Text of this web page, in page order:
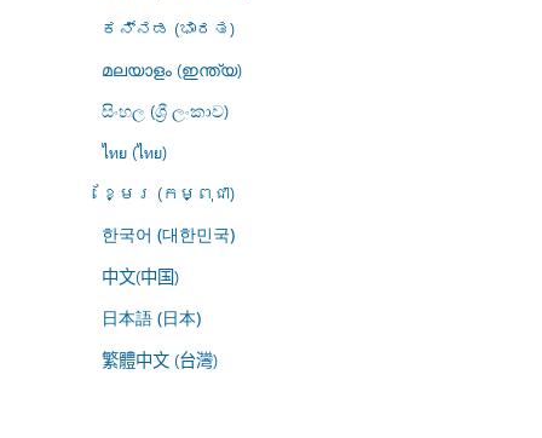
ಕನ್ನಡ (ಭಾರತ)
മലയാളം (ഇന്ത്യ)
සිංහල (ශ්‍රී ලංකාව)
ไทย (ไทย)
ខ្មែរ (កម្ពុជា)
한국어 (대한민국)
中文(中国)
日本語 (日本)
繁體中文 (台灣)